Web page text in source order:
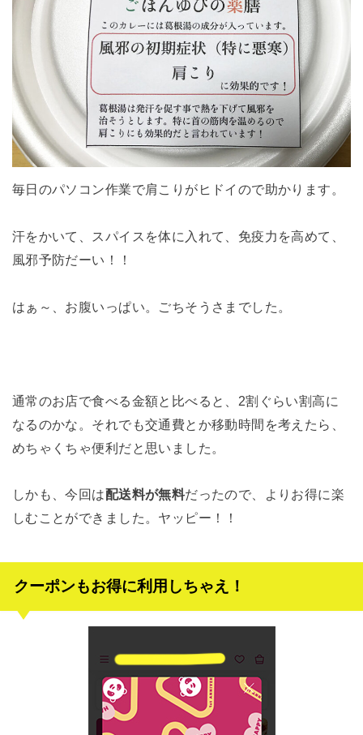
毎日のパソコン作業で肩こりがヒドイので助かります。
汗をかいて、スパイスを体に入れて、免疫力を高めて、
風邪予防だーい！！
はぁ～、お腹いっぱい。ごちそうさまでした。
通常のお店で食べる金額と比べると、2割ぐらい割高に
なるのかな。それでも交通費とか移動時間を考えたら、
めちゃくちゃ便利だと思いました。
しかも、今回は配送料が無料だったので、よりお得に楽
しむことができました。ヤッピー！！
クーポンもお得に利用しちゃえ！